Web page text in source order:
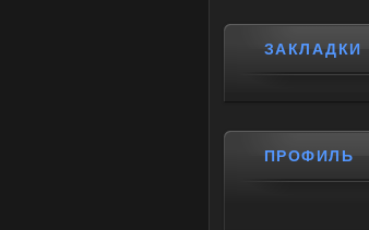
ЗАКЛАДКИ
ПРОФИЛЬ